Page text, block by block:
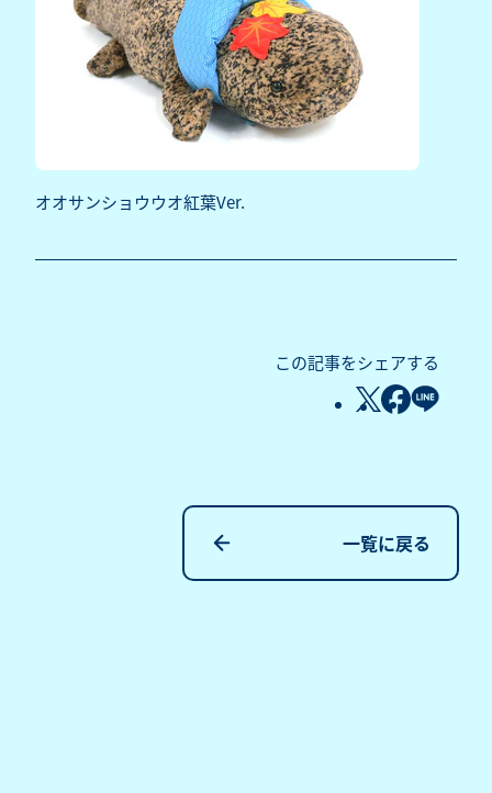
オオサンショウウオ紅葉Ver.
この記事をシェアする
一覧に戻る